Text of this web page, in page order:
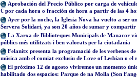
Aprobación del Precio Público por carga de
€ por cada hora o fracción de hora a partir de las 4
Ayer por la noche, la Iglesia Nova ha vuelto a ser
Servera Solidari, ya son 20 años de sumar y compartir
La Xarxa de Biblioteques Municipals de Manacor
públics més utilitzats i ben valorats per la ciutadania
Felanitx presenta la programació de les verbenes
música amb el comiat exclusiu de Love of Lesbian o
El próximo 12 de agosto viviremos un momento
habilitado dos espacios: Parque de na Molla (Son